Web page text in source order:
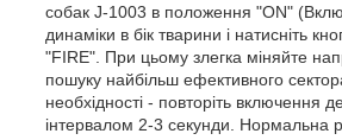
собак J-1003 в положення "ON"
динаміки в бік тварини і натисніть
"FIRE". При цьому злегка міняйте
пошуку найбільш ефективного
необхідності - повторіть включення
інтервалом 2-3 секунди. Нормальна